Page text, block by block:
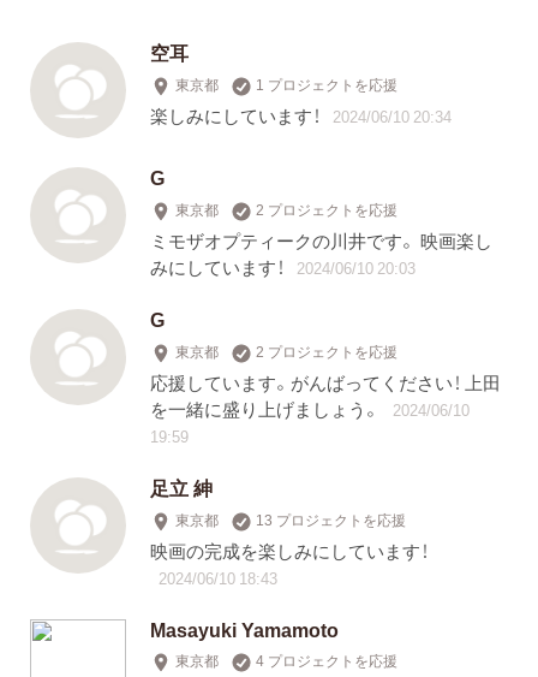
空耳
東京都 1 プロジェクトを応援
楽しみにしています！ 2024/06/10 20:34
G
東京都 2 プロジェクトを応援
ミモザオプティークの川井です。 映画楽し
みにしています！
2024/06/10 20:03
G
東京都 2 プロジェクトを応援
応援しています。がんばってください！ 上田
を一緒に盛り上げましょう。
2024/06/10
19:59
足立 紳
東京都 13 プロジェクトを応援
映画の完成を楽しみにしています！
2024/06/10 18:43
Masayuki Yamamoto
東京都 4 プロジェクトを応援